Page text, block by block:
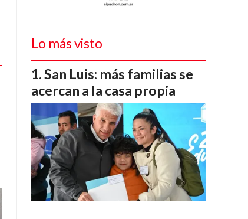
Lo más visto
San Luis: más familias se
acercan a la casa propia